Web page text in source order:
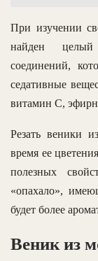
При изучении
найден целый
соединений,
седативные
витамин С,
Резать веники
время ее
полезных
«опахало»,
будет более
Веник из